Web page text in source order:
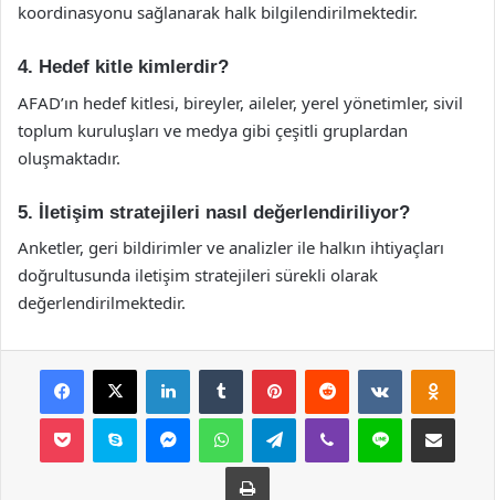
koordinasyonu sağlanarak halk bilgilendirilmektedir.
4. Hedef kitle kimlerdir?
AFAD’ın hedef kitlesi, bireyler, aileler, yerel yönetimler, sivil
toplum kuruluşları ve medya gibi çeşitli gruplardan
oluşmaktadır.
5. İletişim stratejileri nasıl değerlendiriliyor?
Anketler, geri bildirimler ve analizler ile halkın ihtiyaçları
doğrultusunda iletişim stratejileri sürekli olarak
değerlendirilmektedir.
Facebook
X LinkedInTumblr PinterestReddit VKontakte
Pocket Skype MessengerWhatsAppTelegramViber Line E-Posta ile
Yazdır